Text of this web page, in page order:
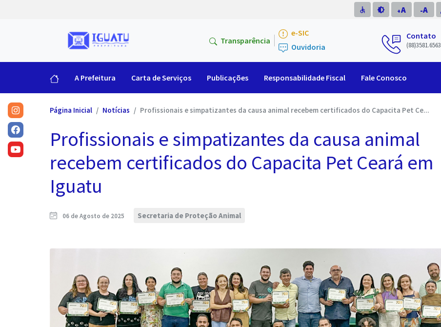
accessible brightness_medium A
+ A
-
Transparência
e-SIC
Ouvidoria
Contato
(88)3581.6563
A Prefeitura Carta de Serviços Publicações Responsabilidade Fiscal Fale Conosco
Página Inicial Notícias Profissionais e simpatizantes da causa animal recebem certificados do Capacita Pet Ce...
Profissionais e simpatizantes da causa animal
recebem certificados do Capacita Pet Ceará em
Iguatu
06 de Agosto de 2025 Secretaria de Proteção Animal